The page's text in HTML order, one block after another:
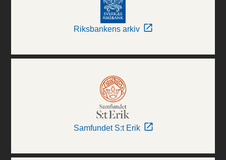
Riksbankens arkiv
Samfundet S:t Erik